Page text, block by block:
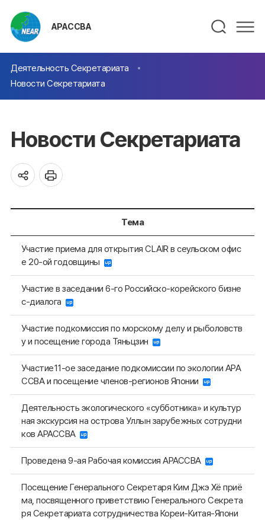
АРАССВА
Деятельность Секретариата
Новости Секретариата
Новости Секретариата
Тема
Участие приема для открытия CLAIR в сеульском офис
е 20-ой годовщины
Участие в заседании 6-го Российско-корейского бизне
с-диалога
Участие подкомиссия по морскому делу и рыболовств
у и посещение города Тяньцзин
Участие11-ое заседание подкомиссии по экологии АРА
ССВА и посещение членов-регионов Японии
Деятельность экологического «субботника» и культур
ная экскурсия на острова Уллын зарубежных сотрудни
ков АРАССВА
Проведена 9-ая Рабочая комиссия АРАССВА
Посещение Генерального Секретаря Ким Джэ Хё приё
ма, посвященного приветствию Генерального Секрета
ря Секретариата сотрудничества Кореи-Китая-Япони